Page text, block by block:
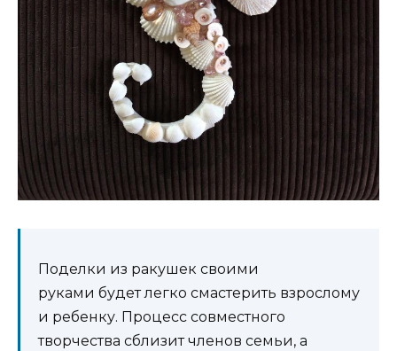
Поделки из ракушек своими
руками будет легко смастерить взрослому
и ребенку. Процесс совместного
творчества сблизит членов семьи, а